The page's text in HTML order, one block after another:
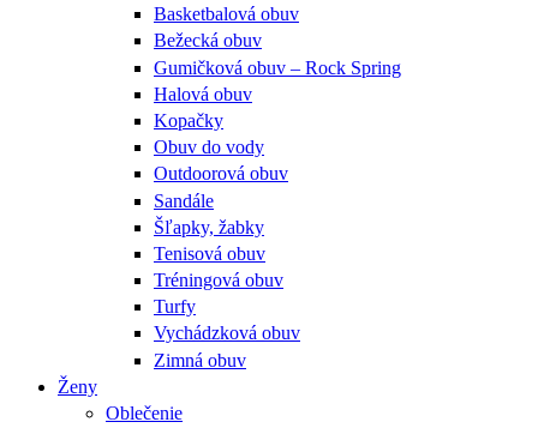
Basketbalová obuv
Bežecká obuv
Gumičková obuv – Rock Spring
Halová obuv
Kopačky
Obuv do vody
Outdoorová obuv
Sandále
Šľapky, žabky
Tenisová obuv
Tréningová obuv
Turfy
Vychádzková obuv
Zimná obuv
Ženy
Oblečenie